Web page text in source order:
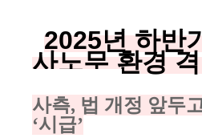
2025년 하반
사노무 환경
사측, 법 개정 앞두
‘시급’